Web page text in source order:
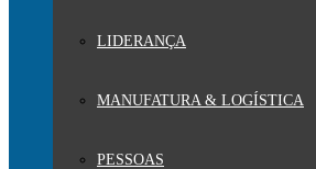
LIDERANÇA
MANUFATURA & LOGÍSTICA
PESSOAS